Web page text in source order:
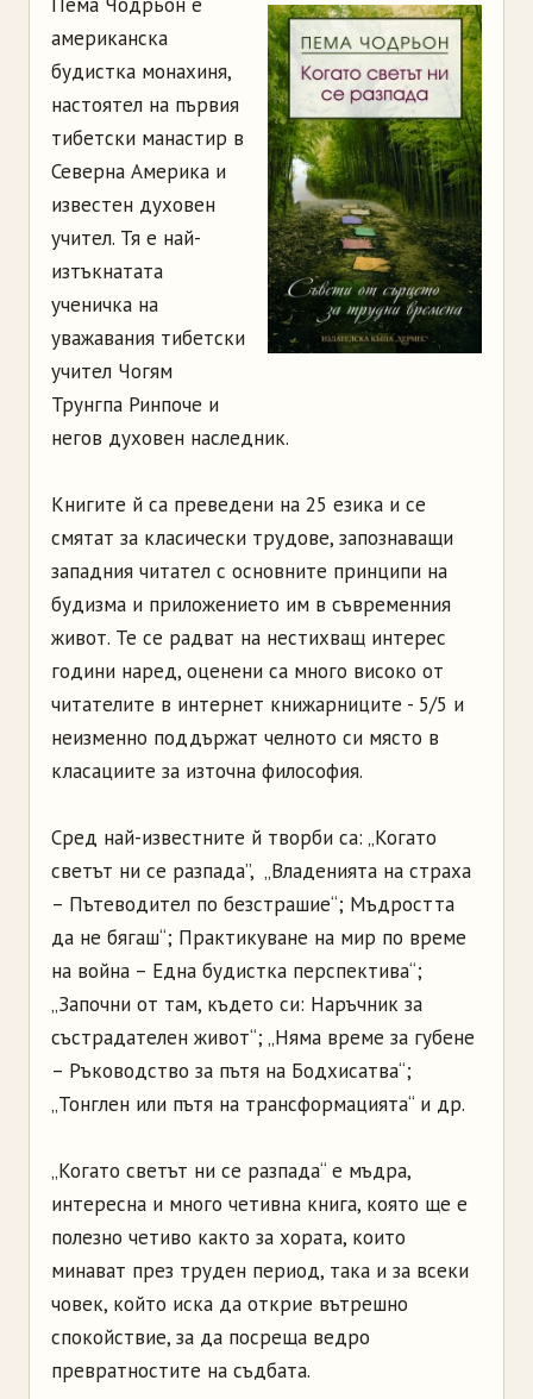
американска
будистка монахиня,
настоятел на първия
тибетски манастир в
Северна Америка и
известен духовен
учител. Тя е най-
изтъкнатата
ученичка на
уважавания тибетски
учител Чогям
Трунгпа Ринпоче и
негов духовен наследник.
Книгите й са преведени на 25 езика и се
смятат за класически трудове, запознаващи
западния читател с основните принципи на
будизма и приложението им в съвременния
живот. Те се радват на нестихващ интерес
години наред, оценени са много високо от
читателите в интернет книжарниците - 5/5 и
неизменно поддържат челното си място в
класациите за източна философия.
Сред най-известните й творби са: „Когато
светът ни се разпада”, „Владенията на страха
– Пътеводител по безстрашие“; Мъдростта
да не бягаш“; Практикуване на мир по време
на война – Една будистка перспектива“;
„Започни от там, където си: Наръчник за
състрадателен живот“; „Няма време за губене
– Ръководство за пътя на Бодхисатва“;
„Тонглен или пътя на трансформацията“ и др.
„Когато светът ни се разпада“ е мъдра,
интересна и много четивна книга, която ще е
полезно четиво както за хората, които
минават през труден период, така и за всеки
човек, който иска да открие вътрешно
спокойствие, за да посреща ведро
превратностите на съдбата.